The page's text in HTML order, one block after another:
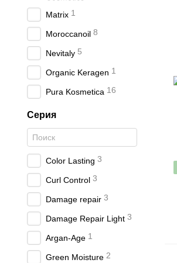
Matrix 1
Moroccanoil 8
Nevitaly 5
Organic Keragen 1
Pura Kosmetica 16
Серия
Color Lasting 3
Curl Control 3
Damage repair 3
Damage Repair Light 3
Argan-Age 1
Green Moisture 2